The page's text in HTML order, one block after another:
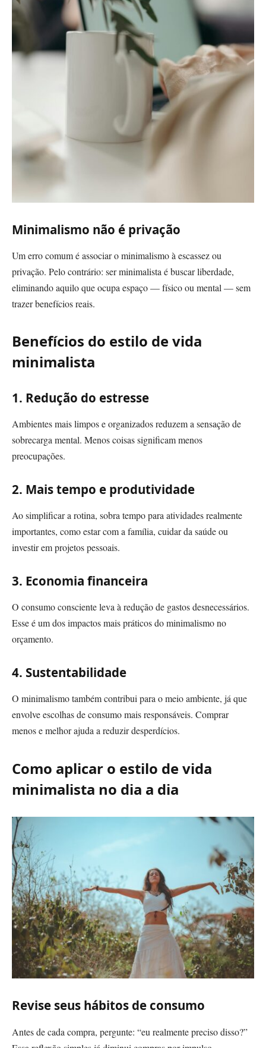
Minimalismo não é privação
Um erro comum é associar o minimalismo à escassez ou
privação. Pelo contrário: ser minimalista é buscar liberdade,
eliminando aquilo que ocupa espaço — físico ou mental — sem
trazer benefícios reais.
Benefícios do estilo de vida
minimalista
1. Redução do estresse
Ambientes mais limpos e organizados reduzem a sensação de
sobrecarga mental. Menos coisas significam menos
preocupações.
2. Mais tempo e produtividade
Ao simplificar a rotina, sobra tempo para atividades realmente
importantes, como estar com a família, cuidar da saúde ou
investir em projetos pessoais.
3. Economia financeira
O consumo consciente leva à redução de gastos desnecessários.
Esse é um dos impactos mais práticos do minimalismo no
orçamento.
4. Sustentabilidade
O minimalismo também contribui para o meio ambiente, já que
envolve escolhas de consumo mais responsáveis. Comprar
menos e melhor ajuda a reduzir desperdícios.
Como aplicar o estilo de vida
minimalista no dia a dia
Revise seus hábitos de consumo
Antes de cada compra, pergunte: “eu realmente preciso disso?”